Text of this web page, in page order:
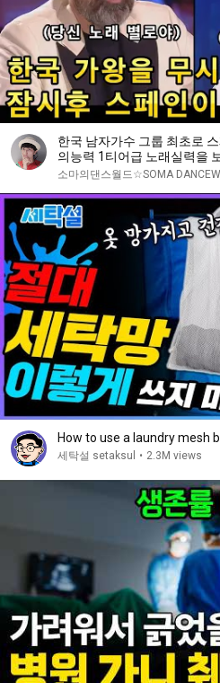
한국 남자가수 그룹 최초로
의능력 1티어급 노래실력을
다며 기립박수!(해외반응)ㅣ
소마의댄스월드☆SOMA
How to use a laundry mesh
세탁설 setaksul • 2.3M views